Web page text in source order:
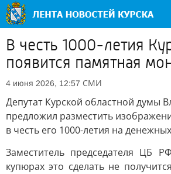
В честь 1000-летия
появится памятная
4 июня 2026, 12:57 СМИ
Депутат Курской областной думы
предложил разместить
в честь его 1000-летия на
Заместитель председателя ЦБ
купюрах это сделать не